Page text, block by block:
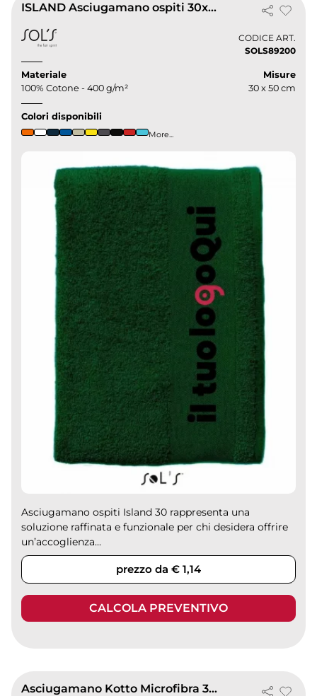
ISLAND Asciugamano ospiti 30x50 cm 100% cotone
CODICE ART.
SOLS89200
Materiale
100% Cotone - 400 g/m²
Misure
30 x 50 cm
Colori disponibili
More...
Asciugamano ospiti Island 30 rappresenta una
soluzione raffinata e funzionale per chi desidera offrire
un’accoglienza...
prezzo da € 1,14
CALCOLA PREVENTIVO
Asciugamano Kotto Microfibra 30x45cm Ultra Assorbente